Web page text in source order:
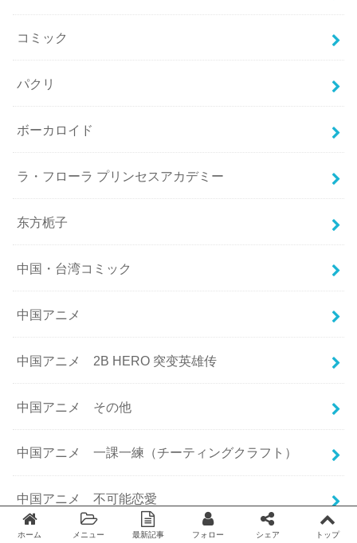
コミック
パクリ
ボーカロイド
ラ・フローラ プリンセスアカデミー
东方栀子
中国・台湾コミック
中国アニメ
中国アニメ 2B HERO 突变英雄传
中国アニメ その他
中国アニメ 一課一練（チーティングクラフト）
中国アニメ 不可能恋愛
ホーム メニュー 最新記事 フォロー シェア トップ
Twitter facebook